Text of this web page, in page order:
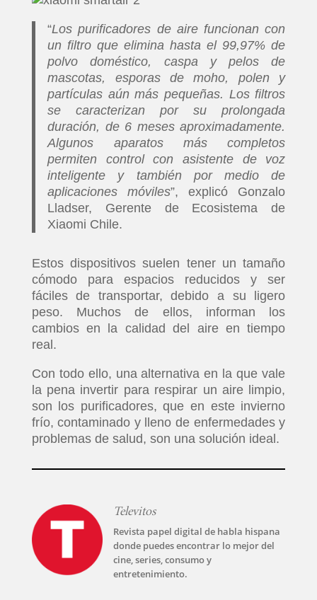
“Los purificadores de aire funcionan con
un filtro que elimina hasta el 99,97% de
polvo doméstico, caspa y pelos de
mascotas, esporas de moho, polen y
partículas aún más pequeñas. Los filtros
se caracterizan por su prolongada
duración, de 6 meses aproximadamente.
Algunos aparatos más completos
permiten control con asistente de voz
inteligente y también por medio de
aplicaciones móviles”, explicó Gonzalo
Lladser, Gerente de Ecosistema de
Xiaomi Chile.
Estos dispositivos suelen tener un tamaño
cómodo para espacios reducidos y ser
fáciles de transportar, debido a su ligero
peso. Muchos de ellos, informan los
cambios en la calidad del aire en tiempo
real.
Con todo ello, una alternativa en la que vale
la pena invertir para respirar un aire limpio,
son los purificadores, que en este invierno
frío, contaminado y lleno de enfermedades y
problemas de salud, son una solución ideal.
Televitos
Revista papel digital de habla hispana
donde puedes encontrar lo mejor del
cine, series, consumo y
entretenimiento.